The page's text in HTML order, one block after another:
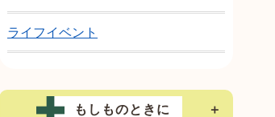
ライフイベント
もしものときに ＋